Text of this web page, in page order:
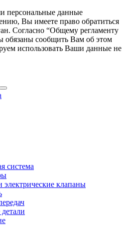
персональные данные
Вы имеете право обратиться
Согласно “Общему регламенту
сообщить Вам об этом
использовать Ваши данные не
система
электрические клапаны